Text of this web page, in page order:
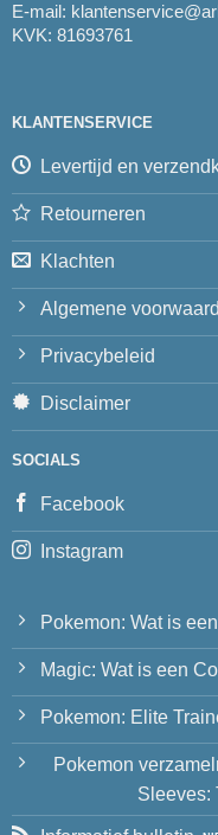
E-mail:
KVK: 81693761
KLANTENSERVICE
Levertijd en
Retourneren
Klachten
Algemene
Privacybeleid
Disclaimer
SOCIALS
Facebook
Instagram
Pokemon: Wat is
Magic: Wat is een
Pokemon: Elite
Pokemon
Sleeves: